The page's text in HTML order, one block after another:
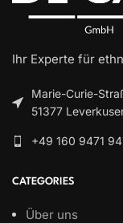
Ihr Experte für
Marie-Curie-
51377
+49 160 9471
CATEGORIES
Über uns